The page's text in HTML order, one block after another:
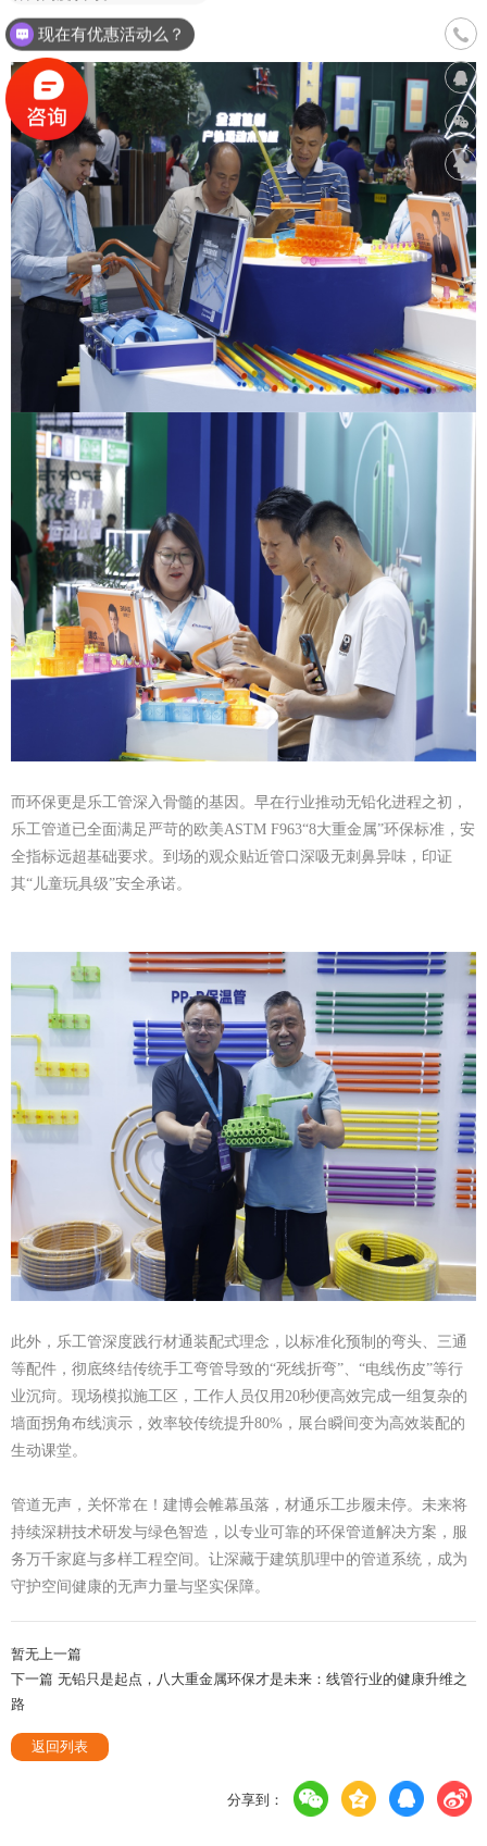
而环保更是乐工管深入骨髓的基因。早在行业推动无铅化进程之初，
乐工管道已全面满足严苛的欧美ASTM F963“8大重金属”环保标准，安
全指标远超基础要求。到场的观众贴近管口深吸无刺鼻异味，印证
其“儿童玩具级”安全承诺。
此外，乐工管深度践行材通装配式理念，以标准化预制的弯头、三通
等配件，彻底终结传统手工弯管导致的“死线折弯”、“电线伤皮”等行
业沉疴。现场模拟施工区，工作人员仅用20秒便高效完成一组复杂的
墙面拐角布线演示，效率较传统提升80%，展台瞬间变为高效装配的
生动课堂。
管道无声，关怀常在！建博会帷幕虽落，材通乐工步履未停。未来将
持续深耕技术研发与绿色智造，以专业可靠的环保管道解决方案，服
务万千家庭与多样工程空间。让深藏于建筑肌理中的管道系统，成为
守护空间健康的无声力量与坚实保障。
暂无上一篇
下一篇 无铅只是起点，八大重金属环保才是未来：线管行业的健康升维之
路
返回列表
分享到：
联
现在有优惠活动么？